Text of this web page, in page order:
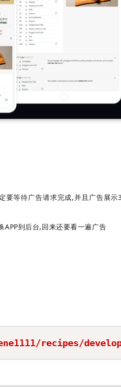
要等待广告请求完成,并且广告展示
APP到后台,回来还要看一遍广告
recipes/